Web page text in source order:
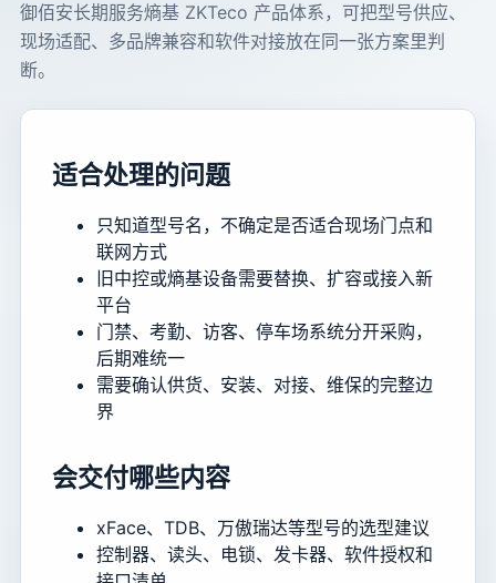
御佰安长期服务熵基 ZKTeco 产品体系，可把型号供应、
现场适配、多品牌兼容和软件对接放在同一张方案里判
断。
适合处理的问题
只知道型号名，不确定是否适合现场门点和
联网方式
旧中控或熵基设备需要替换、扩容或接入新
平台
门禁、考勤、访客、停车场系统分开采购，
后期难统一
需要确认供货、安装、对接、维保的完整边
界
会交付哪些内容
xFace、TDB、万傲瑞达等型号的选型建议
控制器、读头、电锁、发卡器、软件授权和